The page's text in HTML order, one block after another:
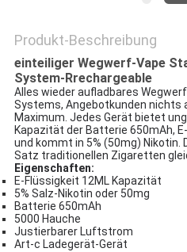
Produkt-Beschreibung
einteiliger Wegwerf-Vape
System-Rrechargeable
Alles wieder aufladbares
Systems, Angebotkunden nichts
Maximum. Jedes Gerät bietet
Kapazität der Batterie 650mAh,
und kommt in 5% (50mg)
Satz traditionellen Zigaretten
Eigenschaften:
E-Flüssigkeit 12ML Kapazität
5% Salz-Nikotin oder 50mg
Batterie 650mAh
5000 Hauche
Justierbarer Luftstrom
Art-c Ladegerät-Gerät